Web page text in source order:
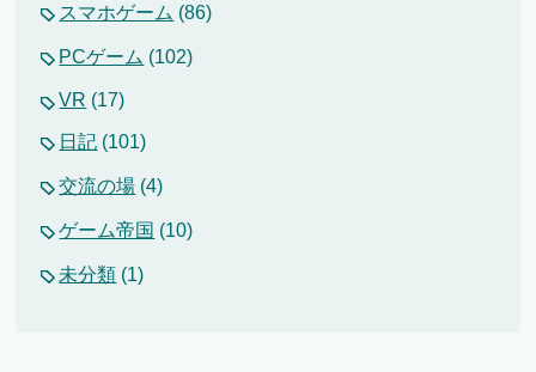
スマホゲーム (86)
PCゲーム (102)
VR (17)
日記 (101)
交流の場 (4)
ゲーム帝国 (10)
未分類 (1)